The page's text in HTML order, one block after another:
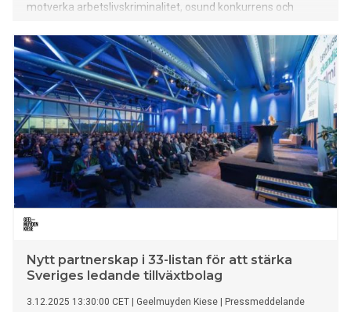
motverka arbetslivskriminalitet, osund konkurrens och
kommunalägt bolag och byggherre går med i Rättvist
byggande, säger Håkan Lindblom, chef för projekt- och
teknikutveckling på Huddinge Samhällsfastigheter.
Nytt partnerskap i 33-listan för att stärka
Sveriges ledande tillväxtbolag
3.12.2025 13:30:00 CET Geelmuyden Kiese Pressmeddelande